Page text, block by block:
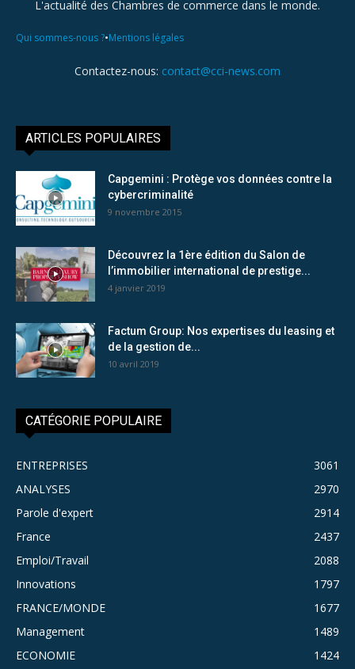
L'actualité des Chambres de commerce dans le monde.
Qui sommes-nous ?•Mentions légales
Contactez-nous: contact@cci-news.com
ARTICLES POPULAIRES
Capgemini : Protège vos données contre la
cybercriminalité
9 novembre 2015
Découvrez la 1ère édition du Salon de
l’immobilier international de prestige...
4 janvier 2019
Factum Group: Nos expertises du leasing et
de la gestion de...
10 avril 2019
CATÉGORIE POPULAIRE
ENTREPRISES
3061
ANALYSES
2970
Parole d'expert
2914
France
2437
Emploi/Travail
2088
Innovations
1797
FRANCE/MONDE
1677
Management
1489
ECONOMIE
1424